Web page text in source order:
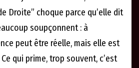
Droite” choque parce qu’elle dit
soupçonnent : à
peut être réelle, mais elle est
qui prime, trop souvent, c’est